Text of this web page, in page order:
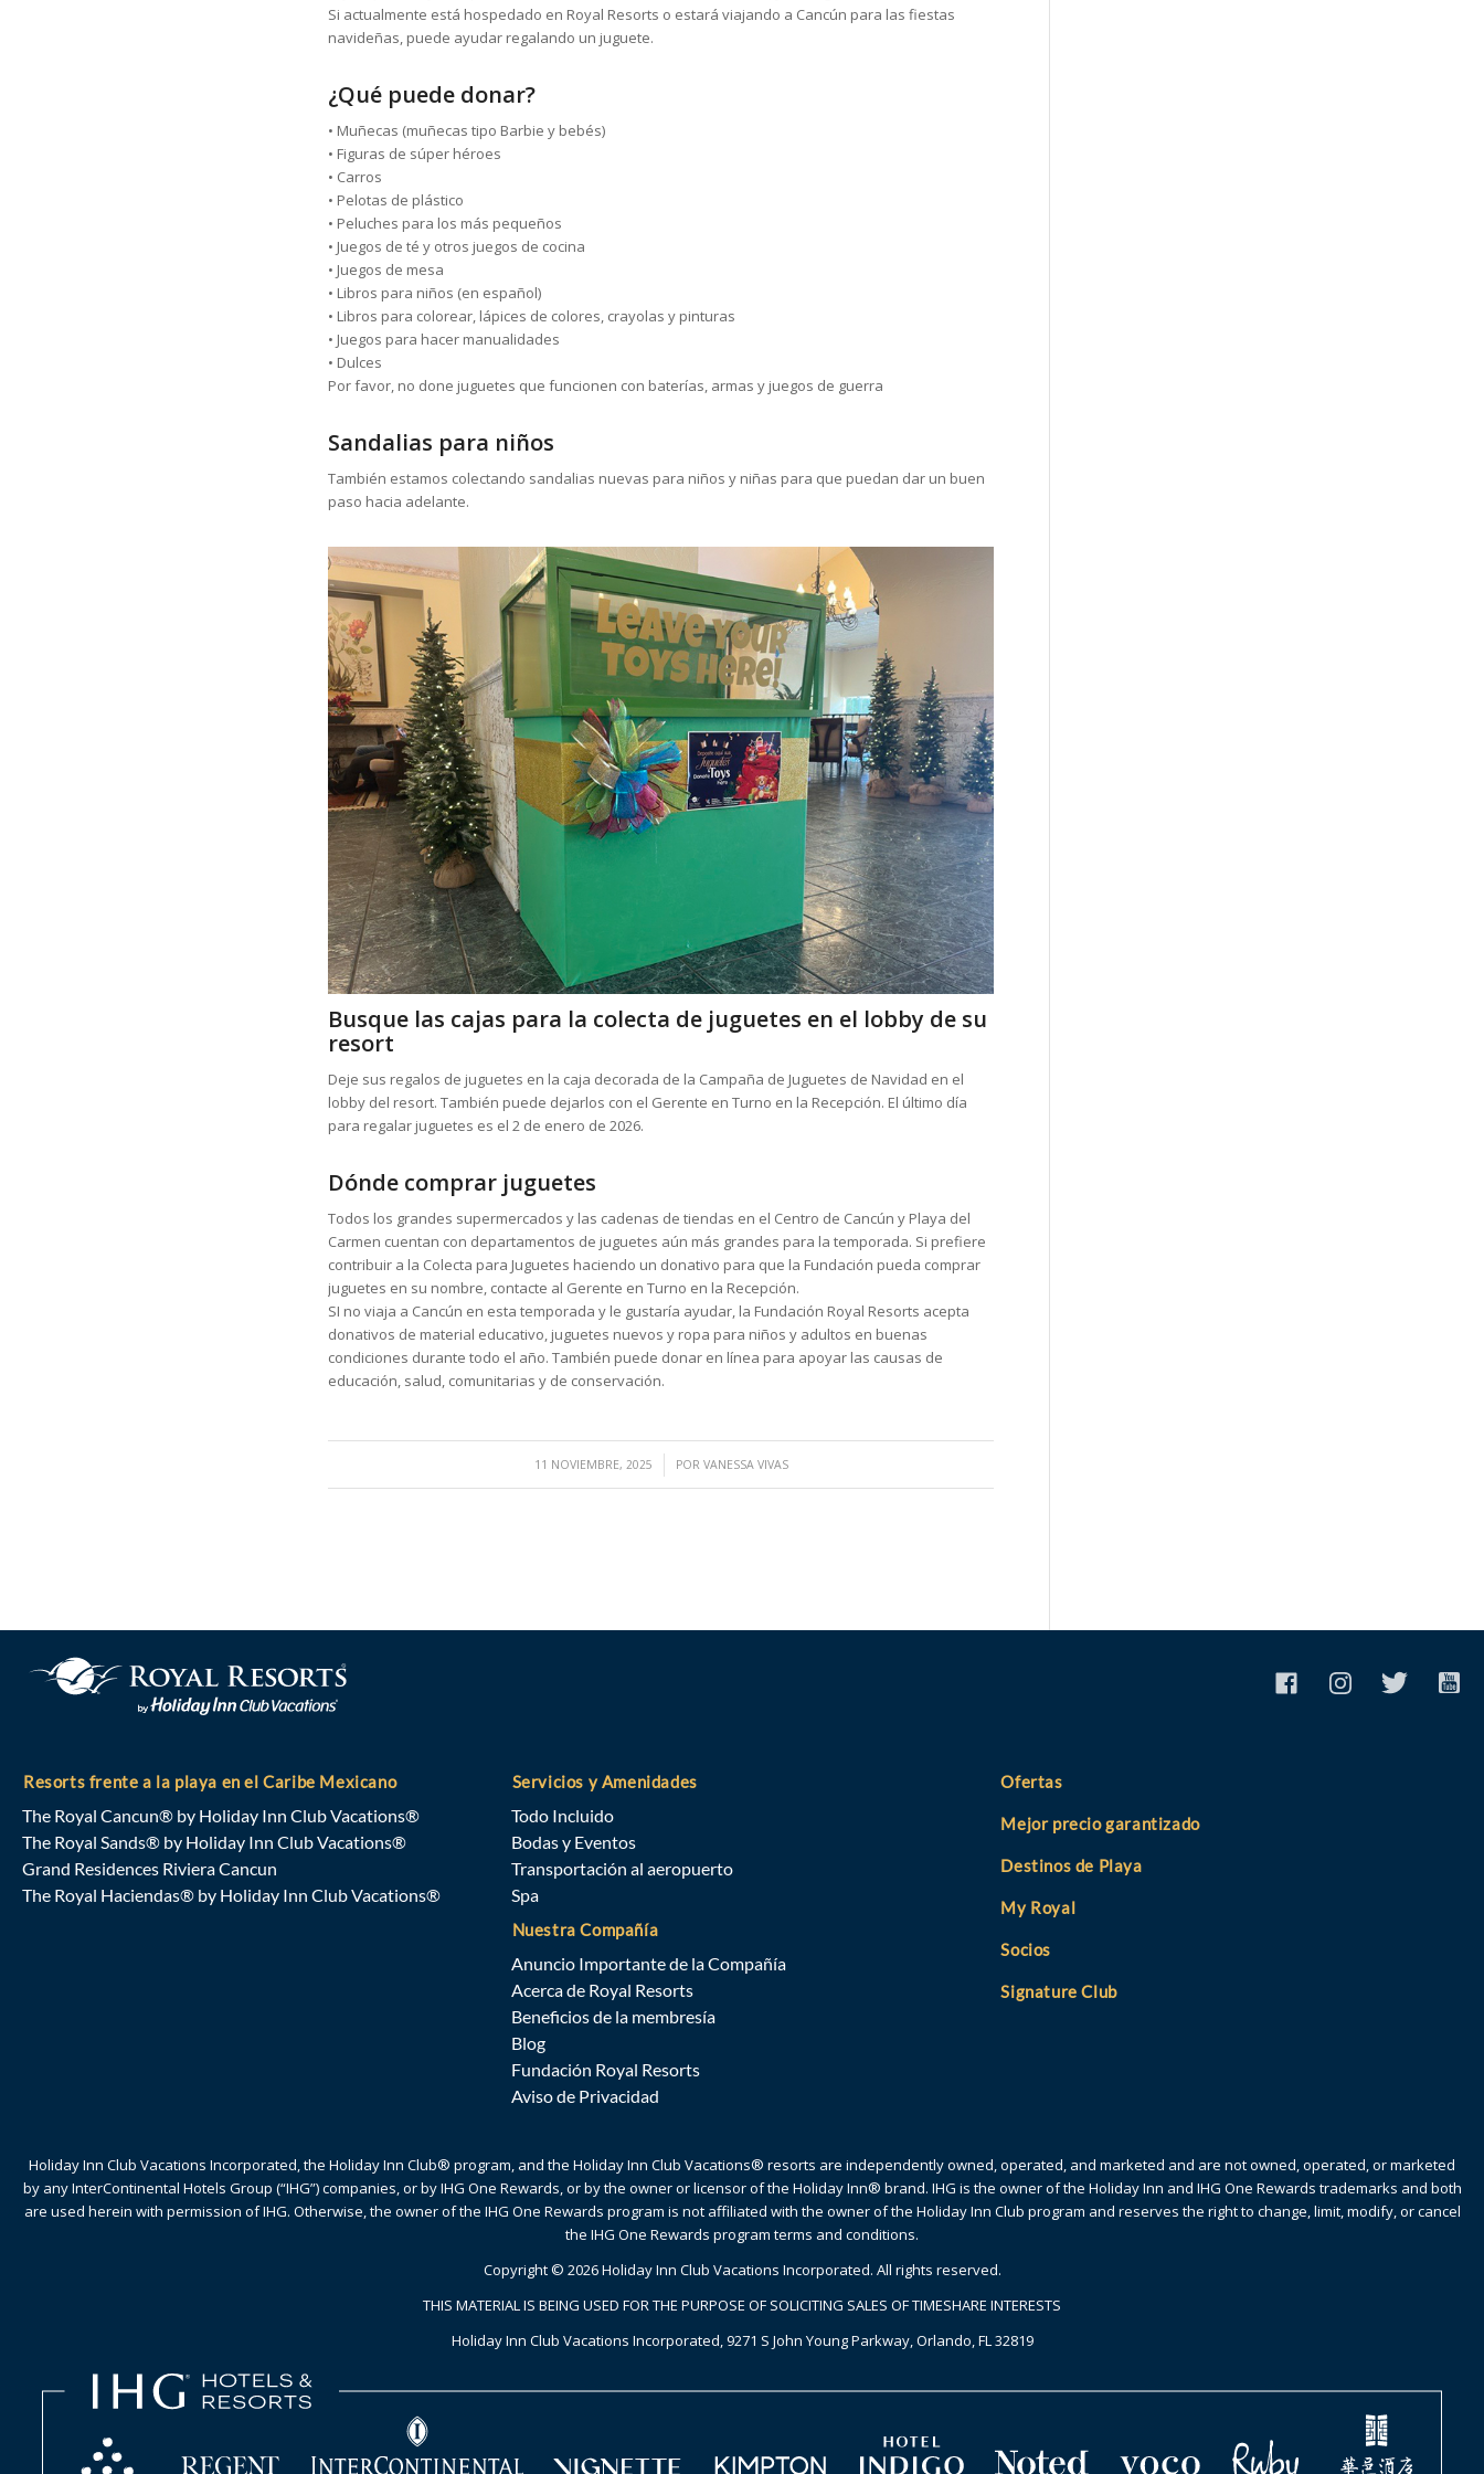
Si actualmente está hospedado en Royal Resorts o estará viajando a Cancún para las fiestas
navideñas, puede ayudar regalando un juguete.
¿Qué puede donar?
• Muñecas (muñecas tipo Barbie y bebés)
• Figuras de súper héroes
• Carros
• Pelotas de plástico
• Peluches para los más pequeños
• Juegos de té y otros juegos de cocina
• Juegos de mesa
• Libros para niños (en español)
• Libros para colorear, lápices de colores, crayolas y pinturas
• Juegos para hacer manualidades
• Dulces
Por favor, no done juguetes que funcionen con baterías, armas y juegos de guerra
Sandalias para niños
También estamos colectando sandalias nuevas para niños y niñas para que puedan dar un buen
paso hacia adelante.
Busque las cajas para la colecta de juguetes en el lobby de su
resort
Deje sus regalos de juguetes en la caja decorada de la Campaña de Juguetes de Navidad en el
lobby del resort. También puede dejarlos con el Gerente en Turno en la Recepción. El último día
para regalar juguetes es el 2 de enero de 2026.
Dónde comprar juguetes
Todos los grandes supermercados y las cadenas de tiendas en el Centro de Cancún y Playa del
Carmen cuentan con departamentos de juguetes aún más grandes para la temporada. Si prefiere
contribuir a la Colecta para Juguetes haciendo un donativo para que la Fundación pueda comprar
juguetes en su nombre, contacte al Gerente en Turno en la Recepción.
SI no viaja a Cancún en esta temporada y le gustaría ayudar, la Fundación Royal Resorts acepta
donativos de material educativo, juguetes nuevos y ropa para niños y adultos en buenas
condiciones durante todo el año. También puede donar en línea para apoyar las causas de
educación, salud, comunitarias y de conservación.
11 NOVIEMBRE, 2025
/ POR VANESSA VIVAS
Resorts frente a la playa en el Caribe Mexicano
The Royal Cancun® by Holiday Inn Club Vacations®
The Royal Sands® by Holiday Inn Club Vacations®
Grand Residences Riviera Cancun
The Royal Haciendas® by Holiday Inn Club Vacations®
Servicios y Amenidades
Todo Incluido
Bodas y Eventos
Transportación al aeropuerto
Spa
Nuestra Compañía
Anuncio Importante de la Compañía
Acerca de Royal Resorts
Beneficios de la membresía
Blog
Fundación Royal Resorts
Aviso de Privacidad
Ofertas
Mejor precio garantizado
Destinos de Playa
My Royal
Socios
Signature Club
Holiday Inn Club Vacations Incorporated, the Holiday Inn Club® program, and the Holiday Inn Club Vacations® resorts are independently owned, operated, and marketed and are not owned, operated, or marketed
by any InterContinental Hotels Group (“IHG”) companies, or by IHG One Rewards, or by the owner or licensor of the Holiday Inn® brand. IHG is the owner of the Holiday Inn and IHG One Rewards trademarks and both
are used herein with permission of IHG. Otherwise, the owner of the IHG One Rewards program is not affiliated with the owner of the Holiday Inn Club program and reserves the right to change, limit, modify, or cancel
the IHG One Rewards program terms and conditions.
Copyright © 2026 Holiday Inn Club Vacations Incorporated. All rights reserved.
THIS MATERIAL IS BEING USED FOR THE PURPOSE OF SOLICITING SALES OF TIMESHARE INTERESTS
Holiday Inn Club Vacations Incorporated, 9271 S John Young Parkway, Orlando, FL 32819